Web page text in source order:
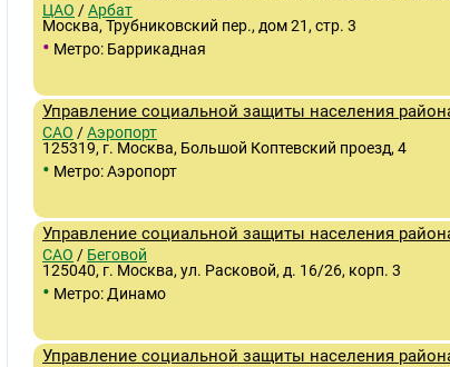
ЦАО /Арбат
Москва, Трубниковский пер., дом 21, стр. 3
• Метро: Баррикадная
Управление социальной защиты населения
САО /Аэропорт
125319, г. Москва, Большой Коптевский проезд, 4
• Метро: Аэропорт
Управление социальной защиты населения
САО / Беговой
125040, г. Москва, ул. Расковой, д. 16/26, корп. 3
• Метро: Динамо
Управление социальной защиты населения